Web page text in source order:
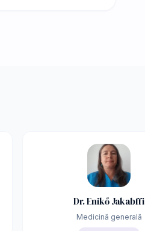
Dr. Enikő Jakabffi
Medicină generală